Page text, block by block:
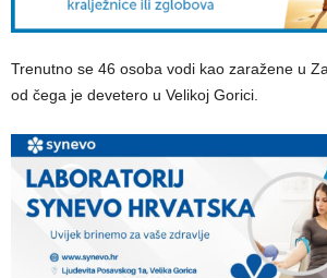
Trenutno se 46 osoba vodi kao zaražene u
od čega je devetero u Velikoj Gorici.